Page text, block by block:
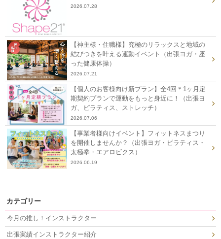
2026.07.28
【神主様・住職様】究極のリラックスと地域の
結びつきを叶える運動イベント（出張ヨガ・座
った健康体操）
2026.07.21
【個人のお客様向け新プラン】全4回＊1ヶ月定
期契約プランで運動をもっと身近に！（出張ヨ
ガ、ピラティス、ストレッチ）
2026.07.06
【事業者様向けイベント】フィットネスまつり
を開催しませんか？（出張ヨガ・ピラティス・
太極拳・エアロビクス）
2026.06.19
カテゴリー
今月の推し！インストラクター
出張実績インストラクター紹介